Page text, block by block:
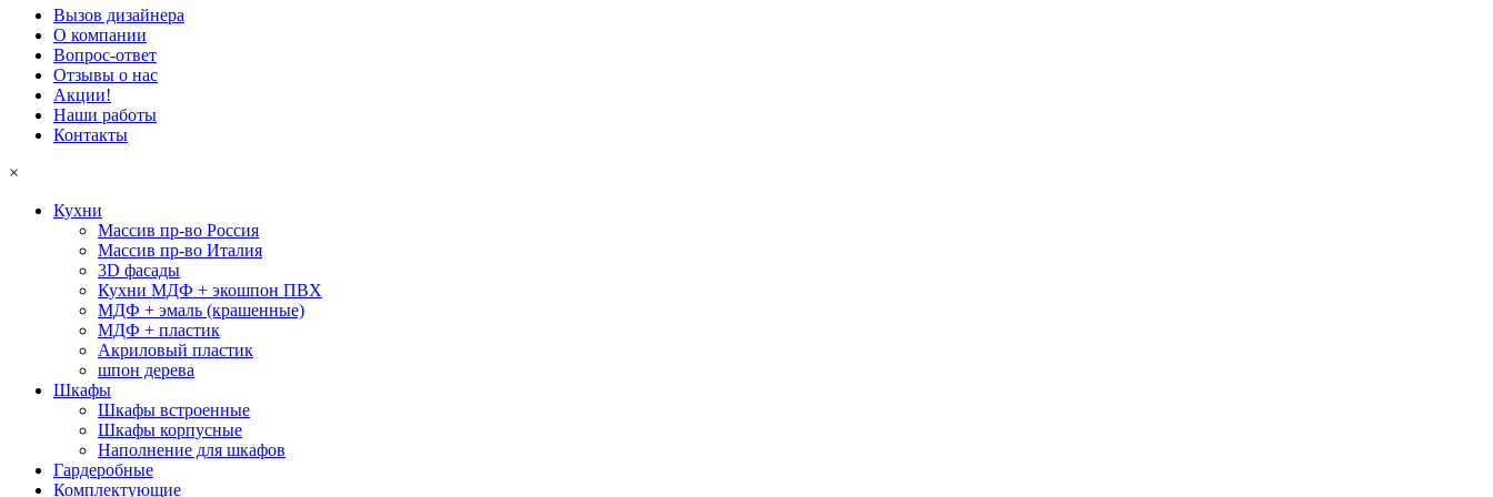
Вызов дизайнера
О компании
Вопрос-ответ
Отзывы о нас
Акции!
Наши работы
Контакты
×
Кухни
Массив пр-во Россия
Массив пр-во Италия
3D фасады
Кухни МДФ + экошпон ПВХ
МДФ + эмаль (крашенные)
МДФ + пластик
Акриловый пластик
шпон дерева
Шкафы
Шкафы встроенные
Шкафы корпусные
Наполнение для шкафов
Гардеробные
Комплектующие